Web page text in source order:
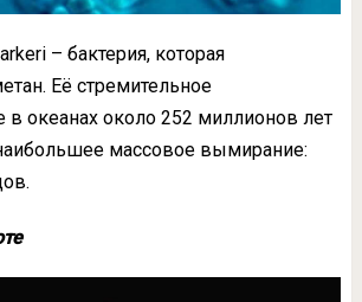
– бактерия, которая
Её стремительное
в океанах около 252 миллионов лет
массовое вымирание: